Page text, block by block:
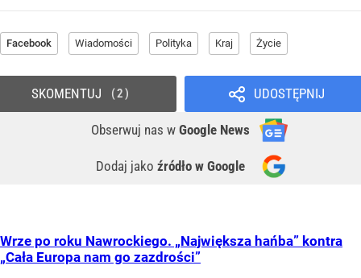
Facebook Wiadomości Polityka Kraj Życie
UDOSTĘPNIJ
Obserwuj nas w Google News
Dodaj jako źródło w Google
SKOMENTUJ 2
Wrze po roku Nawrockiego. „Największa hańba” kontra
„Cała Europa nam go zazdrości”